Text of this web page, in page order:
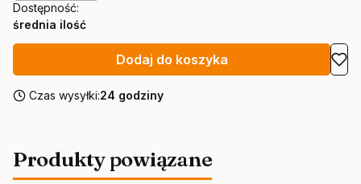
Dostępność:
średnia ilość
Dodaj do koszyka
Czas wysyłki:24 godziny
Produkty powiązane